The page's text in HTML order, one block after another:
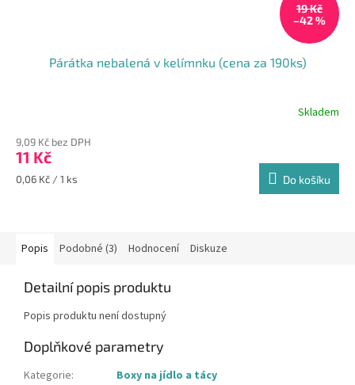
19 Kč
–42 %
Párátka nebalená v kelímnku (cena za 190ks)
Skladem
9,09 Kč bez DPH
11 Kč
Měrná
0,06 Kč / 1 ks Do košíku
Popis Podobné (3) Hodnocení Diskuze
Detailní popis produktu
Popis produktu není dostupný
Doplňkové parametry
Kategorie:
Boxy na jídlo a tácy